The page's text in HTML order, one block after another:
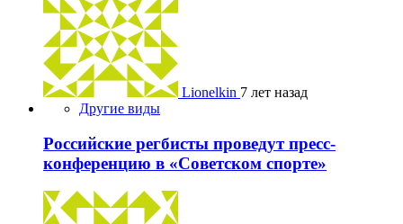
Lionelkin 7 лет назад
Другие виды
Российские регбисты проведут пресс-
конференцию в «Советском спорте»